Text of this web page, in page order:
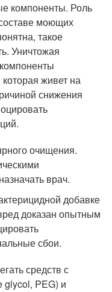
компоненты. Роль
моющих
такое
Уничтожая
живет на
снижения
очищения.
врач.
добавке
доказан опытным
сбои.
средств с
glycol, PEG) и